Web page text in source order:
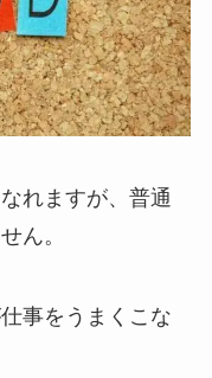
れますが、普通
ん。
事をうまくこな